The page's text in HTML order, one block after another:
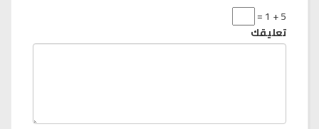
5 + 1 =
تعليقك